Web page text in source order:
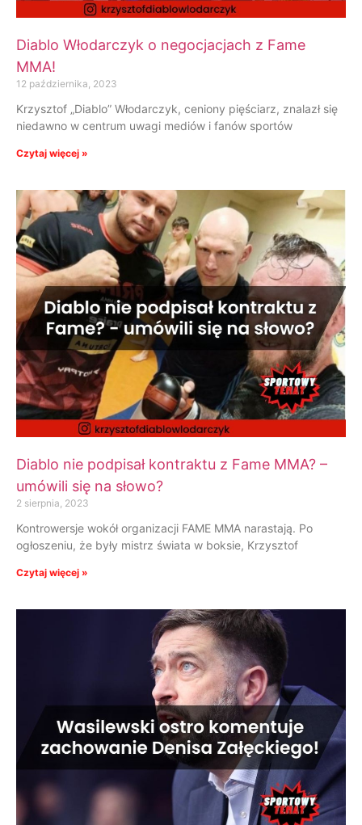
Diablo Włodarczyk o negocjacjach z Fame
MMA!
12 października, 2023
Krzysztof „Diablo” Włodarczyk, ceniony pięściarz, znalazł się
niedawno w centrum uwagi mediów i fanów sportów
Czytaj więcej »
Diablo nie podpisał kontraktu z Fame MMA? –
umówili się na słowo?
2 sierpnia, 2023
Kontrowersje wokół organizacji FAME MMA narastają. Po
ogłoszeniu, że były mistrz świata w boksie, Krzysztof
Czytaj więcej »